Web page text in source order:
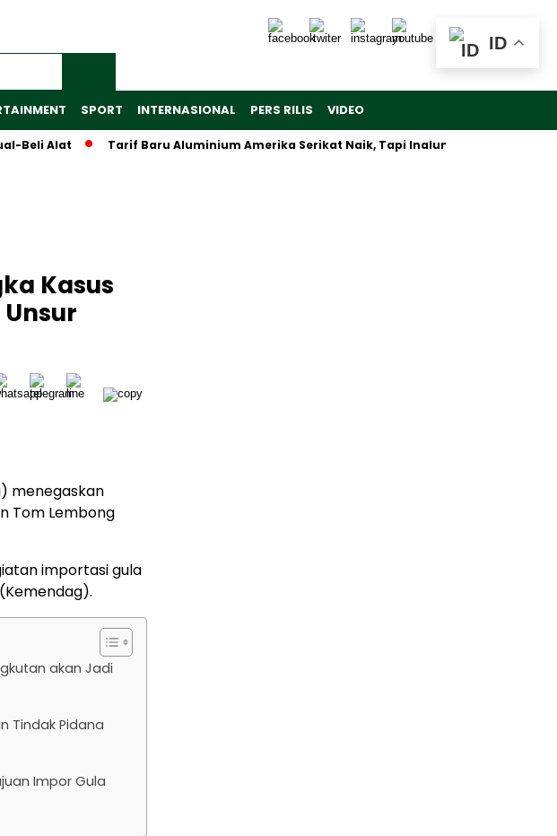
SPORT INTERNASIONAL PERS RILIS VIDEO
Alat Tarif Baru Aluminium Amerika Serikat Naik, Tapi Inalum Fokus Antisipasi
Kasus
menegaskan
Tom Lembong
importasi gula
akan Jadi
Tindak Pidana
Impor Gula
ID